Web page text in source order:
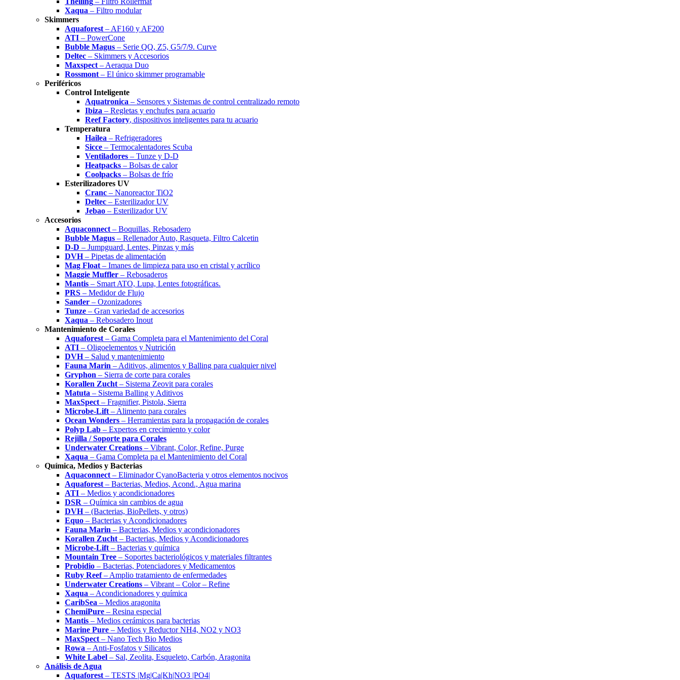
Xaqua – Filtro modular
Skimmers
Aquaforest – AF160 y AF200
ATI – PowerCone
Bubble Magus – Serie QQ, Z5, G5/7/9. Curve
Deltec – Skimmers y Accesorios
Maxspect – Aeraqua Duo
Rossmont – El único skimmer programable
Periféricos
Control Inteligente
Aquatronica – Sensores y Sistemas de control centralizado remoto
Ibiza – Regletas y enchufes para acuario
Reef Factory, dispositivos inteligentes para tu acuario
Temperatura
Hailea – Refrigeradores
Sicce – Termocalentadores Scuba
Ventiladores – Tunze y D-D
Heatpacks – Bolsas de calor
Coolpacks – Bolsas de frío
Esterilizadores UV
Cranc – Nanoreactor TiO2
Deltec – Esterilizador UV
Jebao – Esterilizador UV
Accesorios
Aquaconnect – Boquillas, Rebosadero
Bubble Magus – Rellenador Auto, Rasqueta, Filtro Calcetin
D-D – Jumpguard, Lentes, Pinzas y más
DVH– Pipetas de alimentación
Mag Float – Imanes de limpieza para uso en cristal y acrílico
Maggie Muffler – Rebosaderos
Mantis – Smart ATO, Lupa, Lentes fotográficas.
PRS – Medidor de Flujo
Sander – Ozonizadores
Tunze – Gran variedad de accesorios
Xaqua – Rebosadero Inout
Mantenimiento de Corales
Aquaforest – Gama Completa para el Mantenimiento del Coral
ATI – Oligoelementos y Nutrición
DVH– Salud y mantenimiento
Fauna Marin – Aditivos, alimentos y Balling para cualquier nivel
Gryphon – Sierra de corte para corales
Korallen Zucht – Sistema Zeovit para corales
Matuta – Sistema Balling y Aditivos
MaxSpect – Fragnifier, Pistola, Sierra
Microbe-Lift – Alimento para corales
Ocean Wonders – Herramientas para la propagación de corales
Polyp Lab – Expertos en crecimiento y color
Rejilla / Soporte para Corales
Underwater Creations – Vibrant, Color, Refine, Purge
Xaqua – Gama Completa pa el Mantenimiento del Coral
Química, Medios y Bacterias
Aquaconnect – Eliminador CyanoBacteria y otros elementos nocivos
Aquaforest – Bacterias, Medios, Acond., Agua marina
ATI – Medios y acondicionadores
DSR – Química sin cambios de agua
DVH– (Bacterias, BioPellets, y otros)
Equo – Bacterias y Acondicionadores
Fauna Marin – Bacterias, Medios y acondicionadores
Korallen Zucht – Bacterias, Medios y Acondicionadores
Microbe-Lift – Bacterias y química
Mountain Tree – Soportes bacteriológicos y materiales filtrantes
Probidio – Bacterias, Potenciadores y Medicamentos
Ruby Reef– Amplio tratamiento de enfermedades
Underwater Creations – Vibrant – Color – Refine
Xaqua – Acondicionadores y química
CaribSea – Medios aragonita
ChemiPure – Resina especial
Mantis – Medios cerámicos para bacterias
Marine Pure – Medios y Reductor NH4, NO2 y NO3
MaxSpect – Nano Tech Bio Medios
Rowa – Anti-Fosfatos y Silicatos
White Label – Sal, Zeolita, Esqueleto, Carbón, Aragonita
Análisis de Agua
Aquaforest – TESTS |Mg|Ca|Kh|NO3 |PO4|